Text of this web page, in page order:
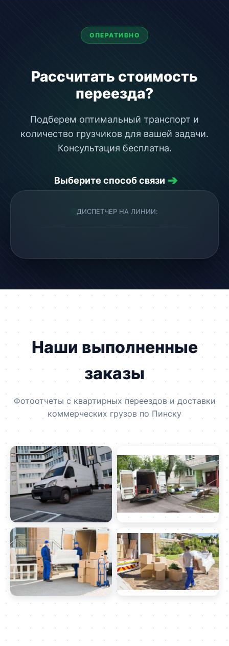
ОПЕРАТИВНО
Рассчитать стоимость
переезда?
Подберем оптимальный транспорт и
количество грузчиков для вашей задачи.
Консультация бесплатна.
Выберите способ связи ➔
ДИСПЕТЧЕР НА ЛИНИИ:
Наши выполненные
заказы
Фотоотчеты с квартирных переездов и доставки
коммерческих грузов по Пинску